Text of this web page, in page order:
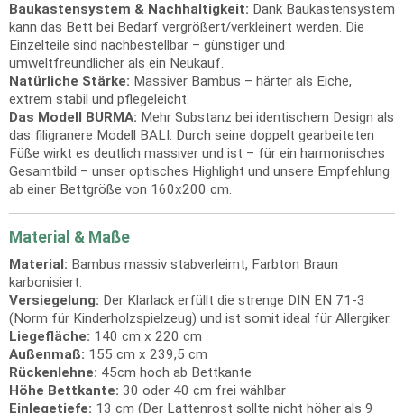
Baukastensystem & Nachhaltigkeit: Dank Baukastensystem
kann das Bett bei Bedarf vergrößert/verkleinert werden. Die
Einzelteile sind nachbestellbar – günstiger und
umweltfreundlicher als ein Neukauf.
Natürliche Stärke: Massiver Bambus – härter als Eiche,
extrem stabil und pflegeleicht.
Das Modell BURMA: Mehr Substanz bei identischem Design als
das filigranere Modell BALI. Durch seine doppelt gearbeiteten
Füße wirkt es deutlich massiver und ist – für ein harmonisches
Gesamtbild – unser optisches Highlight und unsere Empfehlung
ab einer Bettgröße von 160x200 cm.
Material & Maße
Material: Bambus massiv stabverleimt, Farbton Braun
karbonisiert.
Versiegelung: Der Klarlack erfüllt die strenge DIN EN 71-3
(Norm für Kinderholzspielzeug) und ist somit ideal für Allergiker.
Liegefläche: 140 cm x 220 cm
Außenmaß: 155 cm x 239,5 cm
Rückenlehne: 45cm hoch ab Bettkante
Höhe Bettkante: 30 oder 40 cm frei wählbar
Einlegetiefe: 13 cm (Der Lattenrost sollte nicht höher als 9